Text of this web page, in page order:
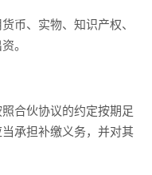
、实物、知识产权、
。
伙协议的约定按期足
承担补缴义务，并对其